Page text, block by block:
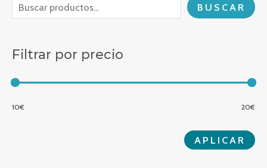
BUSCAR
Filtrar por precio
10€ 20€
APLICAR